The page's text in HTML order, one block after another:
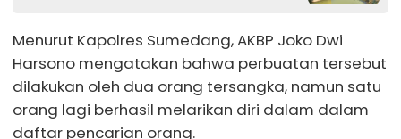
Menurut Kapolres Sumedang, AKBP Joko Dwi
Harsono mengatakan bahwa perbuatan tersebut
dilakukan oleh dua orang tersangka, namun satu
orang lagi berhasil melarikan diri dalam dalam
daftar pencarian orang.